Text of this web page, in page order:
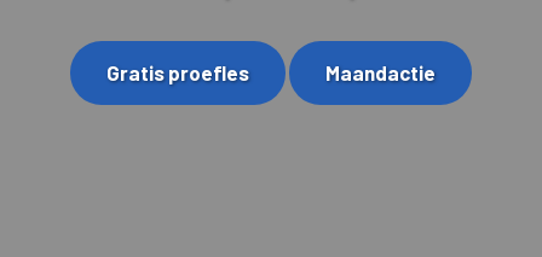
Gratis proefles Maandactie